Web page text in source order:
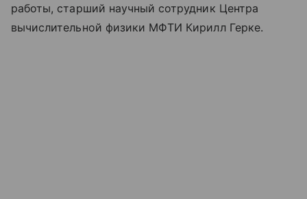
работы, старший научный сотрудник Центра
вычислительной физики МФТИ Кирилл Герке.